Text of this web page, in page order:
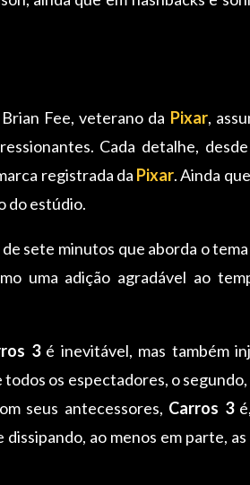
Fee, veterano da Pixar,
Cada detalhe,
registrada da Pixar. Ainda
do estúdio.
sete minutos que aborda o
uma adição agradável ao
3é inevitável, mas também
os espectadores, o
seus antecessores, Carros 3
ao menos em parte,